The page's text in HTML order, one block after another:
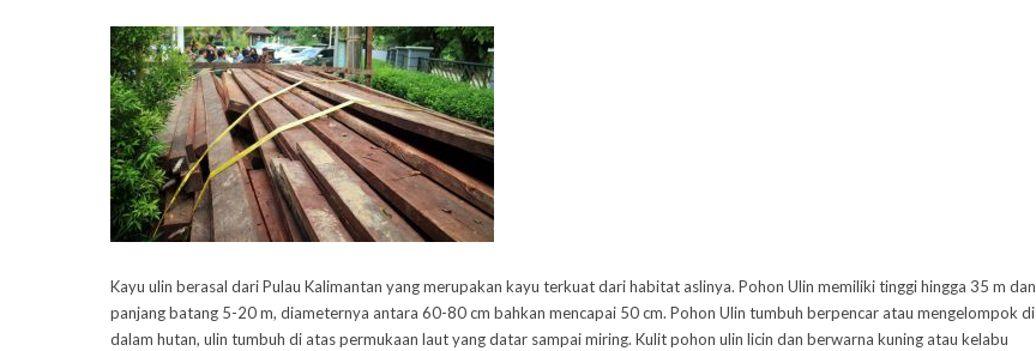
Kayu ulin berasal dari Pulau Kalimantan yang merupakan kayu terkuat dari habitat aslinya. Pohon Ulin memiliki tinggi hingga 35 m dan
panjang batang 5-20 m, diameternya antara 60-80 cm bahkan mencapai 50 cm. Pohon Ulin tumbuh berpencar atau mengelompok di
dalam hutan, ulin tumbuh di atas permukaan laut yang datar sampai miring. Kulit pohon ulin licin dan berwarna kuning atau kelabu